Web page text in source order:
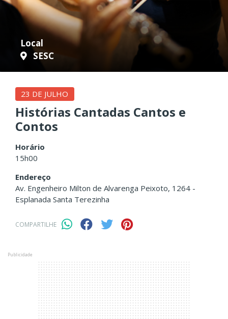
Local
SESC
23 DE JULHO
Histórias Cantadas Cantos e
Contos
Horário
15h00
Endereço
Av. Engenheiro Milton de Alvarenga Peixoto, 1264 -
Esplanada Santa Terezinha
COMPARTILHE
Publicidade